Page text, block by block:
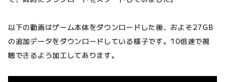
以下の動画はゲーム本体をダウンロードした後、およそ27GB
の追加データをダウンロードしている様子です。10倍速で視
聴できるよう加工してあります。